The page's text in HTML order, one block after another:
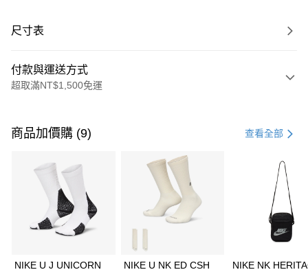
尺寸表
付款與運送方式
超取滿NT$1,500免運
信用卡一次付款
3 期 0 利率 每期 21家銀行
合作金庫商業銀行
第一商業銀行
華南商業銀行
彰化商業銀行
上海商業儲蓄銀行
Apple Pay
商品加價購 (9) 查看全部
NIKE U J UNICORN
NIKE U NK ED CSH
NIKE NK